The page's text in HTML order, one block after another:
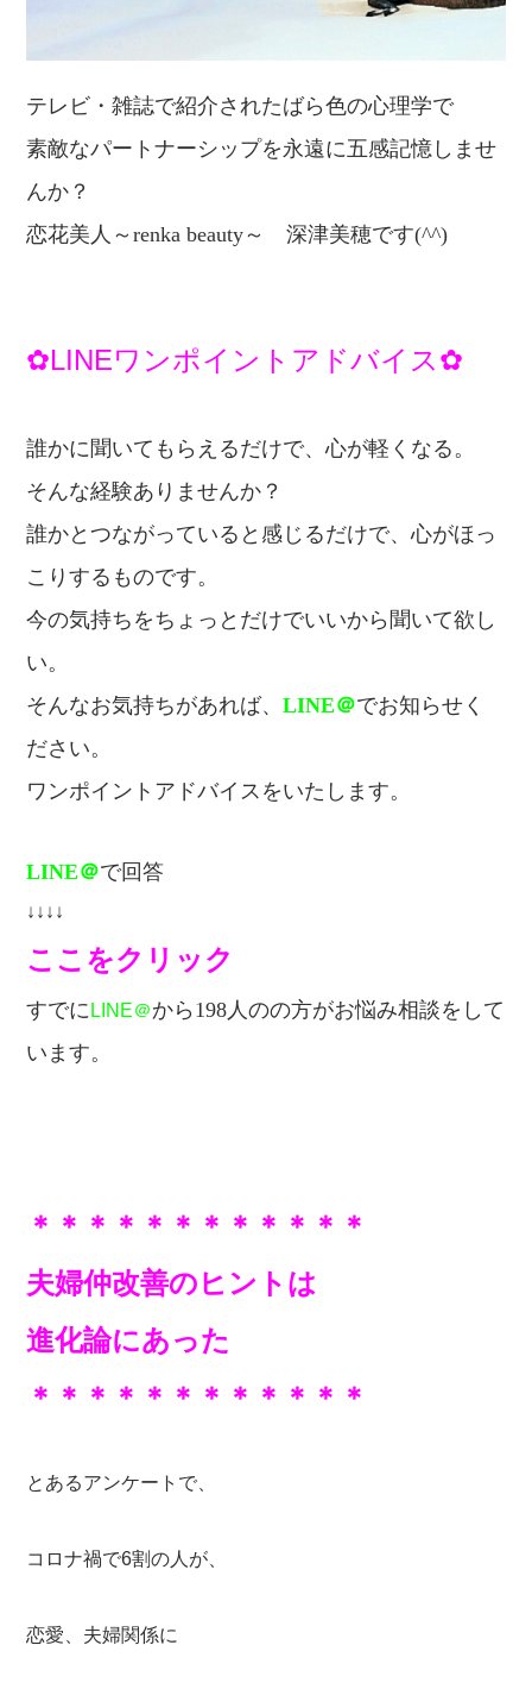
テレビ・雑誌で紹介されたばら色の心理学で
素敵なパートナーシップを永遠に五感記憶しませ
んか？
恋花美人～renka beauty～深津美穂です(^^)
✿LINEワンポイントアドバイス✿
誰かに聞いてもらえるだけで、心が軽くなる。
そんな経験ありませんか？
誰かとつながっていると感じるだけで、心がほっ
こりするものです。
今の気持ちをちょっとだけでいいから 聞いて欲し
い。
そんなお気持ちがあれば、LINE＠でお知らせく
ださい。
ワンポイントアドバイスをいたします。
LINE＠で回答
↓↓↓↓
ここをクリック
すでに LINE＠から198人のの方がお悩み相談をして
います。
＊＊＊＊＊＊＊＊＊＊＊＊
夫婦仲改善のヒントは
進化論にあった
＊＊＊＊＊＊＊＊＊＊＊＊
とあるアンケートで、
コロナ禍で6割の人が、
恋愛、夫婦関係に